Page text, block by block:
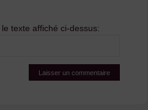
le texte affiché ci-dessus: